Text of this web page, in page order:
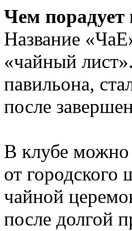
Чем порадует
Название
«чайный
павильона,
после
В клубе можно
от городского
чайной
после долгой